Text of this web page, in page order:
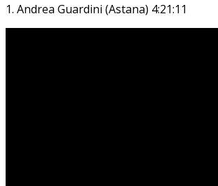
1. Andrea Guardini (Astana) 4:21:11